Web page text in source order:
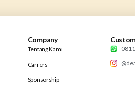
Company
Tentang Kami
Carrers
Sponsorship